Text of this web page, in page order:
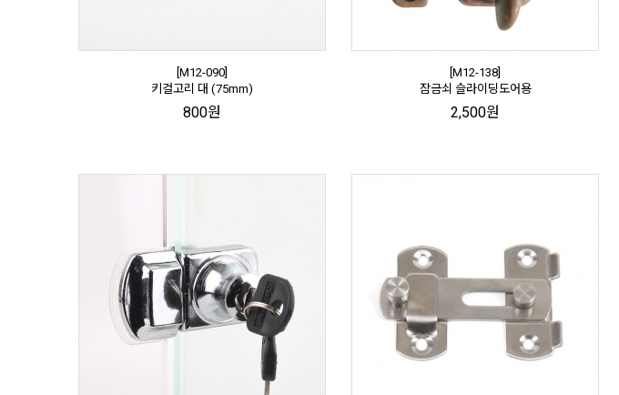
[M12-090]
키걸고리 대 (75mm)
800원
[M12-138]
잠금쇠 슬라이딩도어용
2,500원